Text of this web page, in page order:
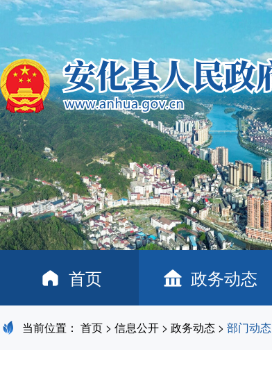
首页 政务动态
当前位置： 首页 > 信息公开 > 政务动态 > 部门动态